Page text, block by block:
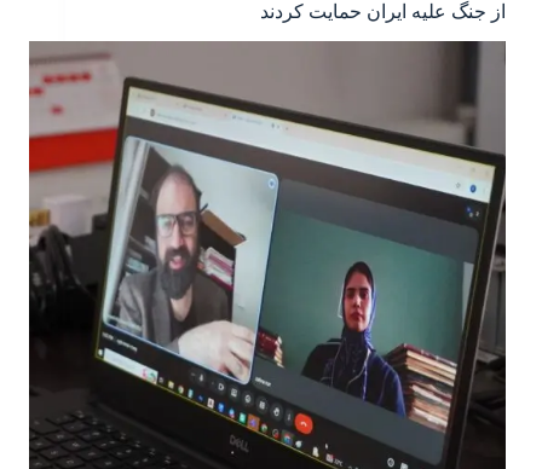
از جنگ علیه ایران حمایت کردند